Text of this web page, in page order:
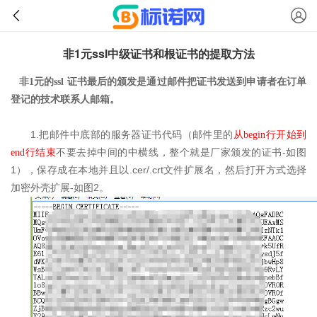
非1元ssl中级证书和根证书的提取方法
非1元的ssl 证书最后的颁发是通过邮件把证书发送到申请者在订单
登记的技术联系人邮箱。
1. 把邮件中底部的服务器证书代码（邮件里的 从begin行开始到
end行结束不要去掉中间的中横线，整个就是厂家颁发的证书-如图
1 ），保存成在本地并且以 .cer/.crt文件扩展名，然后打开方式选择
加密外壳扩展-如图 2。